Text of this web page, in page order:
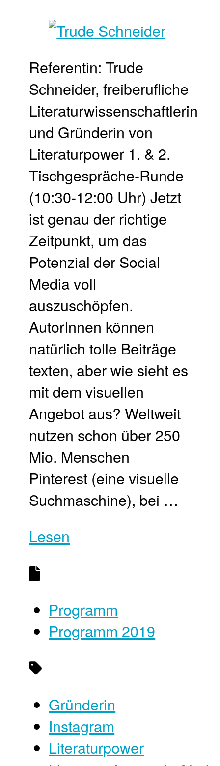
Referentin: Trude
Schneider, freiberufliche
Literaturwissenschaftlerin
und Gründerin von
Literaturpower 1. & 2.
Tischgespräche-Runde
(10:30-12:00 Uhr) Jetzt
ist genau der richtige
Zeitpunkt, um das
Potenzial der Social
Media voll
auszuschöpfen.
AutorInnen können
natürlich tolle Beiträge
texten, aber wie sieht es
mit dem visuellen
Angebot aus? Weltweit
nutzen schon über 250
Mio. Menschen
Pinterest (eine visuelle
Suchmaschine), bei …
Lesen
Programm
Programm 2019
Gründerin
Instagram
Literaturpower